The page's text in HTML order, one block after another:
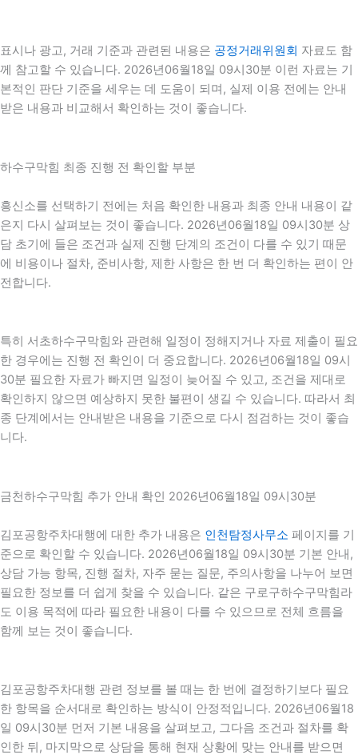
표시나 광고, 거래 기준과 관련된 내용은 공정거래위원회 자료도 함
께 참고할 수 있습니다. 2026년06월18일 09시30분 이런 자료는 기
본적인 판단 기준을 세우는 데 도움이 되며, 실제 이용 전에는 안내
받은 내용과 비교해서 확인하는 것이 좋습니다.
하수구막힘 최종 진행 전 확인할 부분
흥신소를 선택하기 전에는 처음 확인한 내용과 최종 안내 내용이 같
은지 다시 살펴보는 것이 좋습니다. 2026년06월18일 09시30분 상
담 초기에 들은 조건과 실제 진행 단계의 조건이 다를 수 있기 때문
에 비용이나 절차, 준비사항, 제한 사항은 한 번 더 확인하는 편이 안
전합니다.
특히 서초하수구막힘와 관련해 일정이 정해지거나 자료 제출이 필요
한 경우에는 진행 전 확인이 더 중요합니다. 2026년06월18일 09시
30분 필요한 자료가 빠지면 일정이 늦어질 수 있고, 조건을 제대로
확인하지 않으면 예상하지 못한 불편이 생길 수 있습니다. 따라서 최
종 단계에서는 안내받은 내용을 기준으로 다시 점검하는 것이 좋습
니다.
금천하수구막힘 추가 안내 확인 2026년06월18일 09시30분
김포공항주차대행에 대한 추가 내용은 인천탐정사무소 페이지를 기
준으로 확인할 수 있습니다. 2026년06월18일 09시30분 기본 안내,
상담 가능 항목, 진행 절차, 자주 묻는 질문, 주의사항을 나누어 보면
필요한 정보를 더 쉽게 찾을 수 있습니다. 같은 구로구하수구막힘라
도 이용 목적에 따라 필요한 내용이 다를 수 있으므로 전체 흐름을
함께 보는 것이 좋습니다.
김포공항주차대행 관련 정보를 볼 때는 한 번에 결정하기보다 필요
한 항목을 순서대로 확인하는 방식이 안정적입니다. 2026년06월18
일 09시30분 먼저 기본 내용을 살펴보고, 그다음 조건과 절차를 확
인한 뒤, 마지막으로 상담을 통해 현재 상황에 맞는 안내를 받으면